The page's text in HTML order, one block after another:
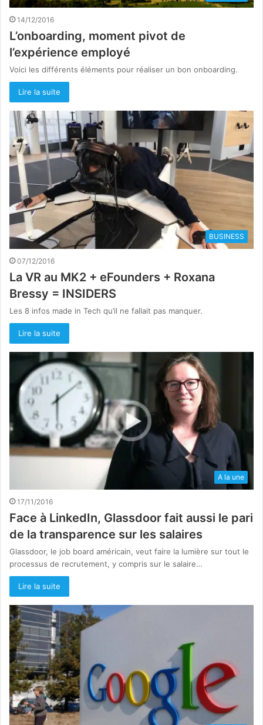
14/12/2016
L’onboarding, moment pivot de
l’expérience employé
Voici les différents éléments pour réaliser un bon onboarding.
Lire la suite
BUSINESS
07/12/2016
La VR au MK2 + eFounders + Roxana
Bressy = INSIDERS
Les 8 infos made in Tech qu’il ne fallait pas manquer.
Lire la suite
A la une
17/11/2016
Face à LinkedIn, Glassdoor fait aussi le pari
de la transparence sur les salaires
Glassdoor, le job board américain, veut faire la lumière sur tout le
processus de recrutement, y compris sur le salaire…
Lire la suite